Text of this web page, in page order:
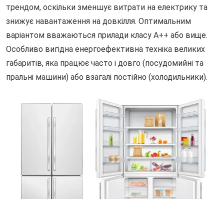
трендом, оскільки зменшує витрати на електрику та
знижує навантаження на довкілля. Оптимальним
варіантом вважаються прилади класу A++ або вище.
Особливо вигідна енергоефективна техніка великих
габаритів, яка працює часто і довго (посудомийні та
пральні машини) або взагалі постійно (холодильники).